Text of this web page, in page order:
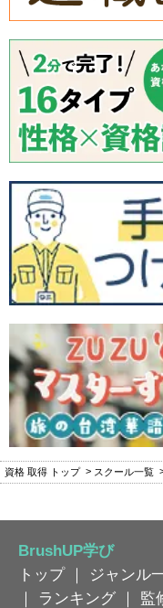
資格 取得 トップ スクール一覧
BrushUP学び
トップ
ジャンル
ランキング 監